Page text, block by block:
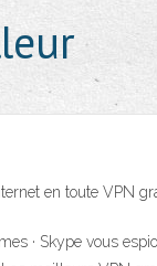
en toute VPN
· Skype vous